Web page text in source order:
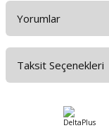
Yorumlar
Taksit Seçenekleri